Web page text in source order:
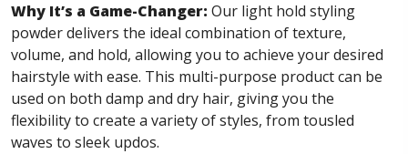
Why It’s a Game-Changer: Our light hold styling
powder delivers the ideal combination of texture,
volume, and hold, allowing you to achieve your desired
hairstyle with ease. This multi-purpose product can be
used on both damp and dry hair, giving you the
flexibility to create a variety of styles, from tousled
waves to sleek updos.